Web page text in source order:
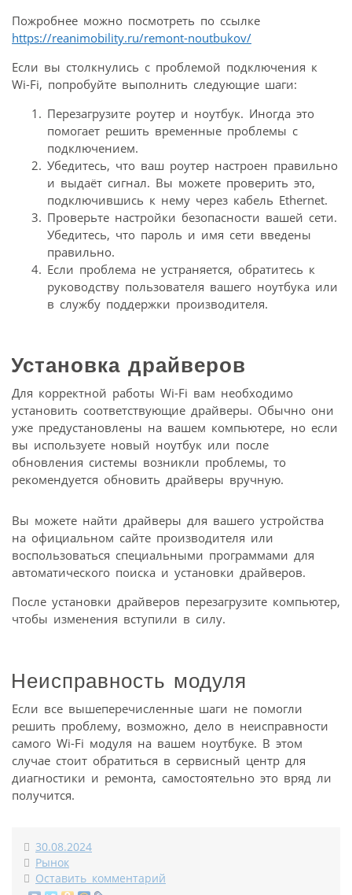
Пожробнее можно посмотреть по ссылке
https://reanimobility.ru/remont-noutbukov/
Если вы столкнулись с проблемой подключения к
Wi-Fi, попробуйте выполнить следующие шаги:
Перезагрузите роутер и ноутбук. Иногда это
помогает решить временные проблемы с
подключением.
Убедитесь, что ваш роутер настроен правильно
и выдаёт сигнал. Вы можете проверить это,
подключившись к нему через кабель Ethernet.
Проверьте настройки безопасности вашей сети.
Убедитесь, что пароль и имя сети введены
правильно.
Если проблема не устраняется, обратитесь к
руководству пользователя вашего ноутбука или
в службу поддержки производителя.
Установка драйверов
Для корректной работы Wi-Fi вам необходимо
установить соответствующие драйверы. Обычно они
уже предустановлены на вашем компьютере, но если
вы используете новый ноутбук или после
обновления системы возникли проблемы, то
рекомендуется обновить драйверы вручную.
Вы можете найти драйверы для вашего устройства
на официальном сайте производителя или
воспользоваться специальными программами для
автоматического поиска и установки драйверов.
После установки драйверов перезагрузите компьютер,
чтобы изменения вступили в силу.
Неисправность модуля
Если все вышеперечисленные шаги не помогли
решить проблему, возможно, дело в неисправности
самого Wi-Fi модуля на вашем ноутбуке. В этом
случае стоит обратиться в сервисный центр для
диагностики и ремонта, самостоятельно это вряд ли
получится.
30.08.2024
Рынок
Оставить комментарий